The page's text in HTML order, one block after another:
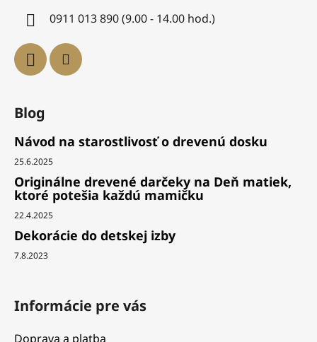
0911 013 890 (9.00 - 14.00 hod.)
Blog
Návod na starostlivosť o drevenú dosku
25.6.2025
Originálne drevené darčeky na Deň matiek,
ktoré potešia každú mamičku
22.4.2025
Dekorácie do detskej izby
7.8.2023
Informácie pre vás
Doprava a platba